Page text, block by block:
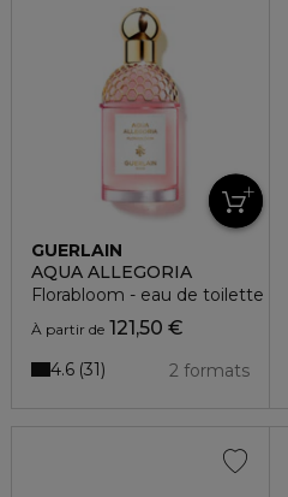
GUERLAIN
AQUA ALLEGORIA
Florabloom - eau de toilette
À partir de 121,50 €
2 formats
4.6 31